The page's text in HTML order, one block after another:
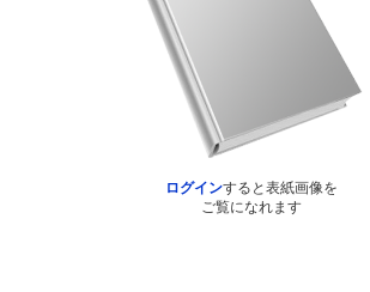
ログインすると表紙画像を
ご覧になれます